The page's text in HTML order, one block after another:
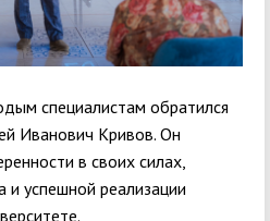
специалистам обратился
Иванович Кривов. Он
в своих силах,
и успешной реализации